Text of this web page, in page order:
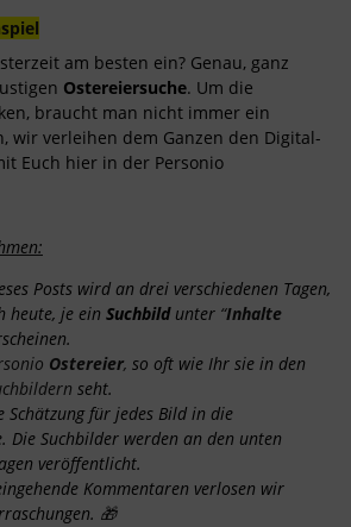
am besten ein? Genau, ganz
Ostereiersuche. Um die
braucht man nicht immer ein
wir verleihen dem Ganzen den Digital-
Euch hier in der Personio
Posts wird an drei verschiedenen Tagen,
heute, je ein Suchbildunter “Inhalte
Ostereier, so oft wie Ihr sie in den
seht.
Schätzung für jedes Bild in die
Die Suchbilder werden an den unten
veröffentlicht.
Kommentaren verlosen wir
🎁